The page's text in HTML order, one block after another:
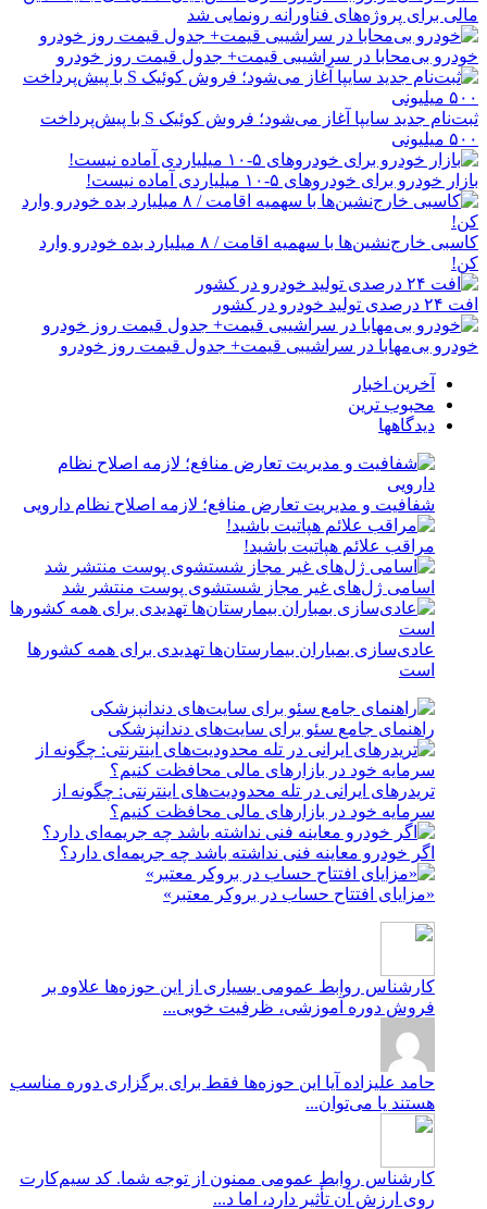
مالی برای پروژه‌های فناورانه رونمایی شد
خودرو بی‌محابا در سراشیبی قیمت+ جدول قیمت روز خودرو
ثبت‌نام جدید سایپا آغاز می‌شود؛ فروش کوئیک S با پیش‌پرداخت
۵۰۰ میلیونی
بازار خودرو برای خودروهای ۵-۱۰ میلیاردی آماده نیست!
کاسبی خارج‌نشین‌ها با سهمیه اقامت / ۸ میلیارد بده خودرو وارد
کن!
افت ۲۴ درصدی تولید خودرو در کشور
خودرو بی‌مهابا در سراشیبی قیمت+ جدول قیمت روز خودرو
آخرین اخبار
محبوب ترین
دیدگاهها
شفافیت و مدیریت تعارض منافع؛ لازمه اصلاح نظام دارویی
مراقب علائم هپاتیت باشید!
اسامی ژل‌های غیر مجاز شستشوی پوست منتشر شد
عادی‌سازی بمباران بیمارستان‌ها تهدیدی برای همه کشورها
است
راهنمای جامع سئو برای سایت‌های دندانپزشکی
تریدرهای ایرانی در تله محدودیت‌های اینترنتی: چگونه از
سرمایه خود در بازارهای مالی محافظت کنیم؟
اگر خودرو معاینه فنی نداشته باشد چه جریمه‌ای دارد؟
«مزایای افتتاح حساب در بروکر معتبر»
کارشناس روابط عمومی بسیاری از این حوزه‌ها علاوه بر
فروش دوره آموزشی، ظرفیت خوبی...
حامد علیزاده آیا این حوزه‌ها فقط برای برگزاری دوره مناسب
هستند یا می‌توان...
کارشناس روابط عمومی ممنون از توجه شما. کد سیم‌کارت
روی ارزش آن تأثیر دارد، اما د...